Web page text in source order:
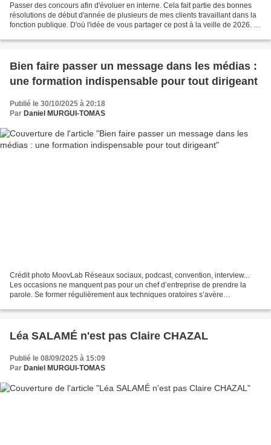
Passer des concours afin d'évoluer en interne. Cela fait partie des bonnes
résolutions de début d'année de plusieurs de mes clients travaillant dans la
fonction publique. D'où l'idée de vous partager ce post à la veille de 2026. Il
Bien faire passer un message dans les médias :
une formation indispensable pour tout dirigeant
Publié le 30/10/2025 à 20:18
Par Daniel MURGUI-TOMAS
Crédit photo MoovLab Réseaux sociaux, podcast, convention, interview...
Les occasions ne manquent pas pour un chef d’entreprise de prendre la
parole. Se former régulièrement aux techniques oratoires s’avère
Léa SALAMÉ n'est pas Claire CHAZAL
Publié le 08/09/2025 à 15:09
Par Daniel MURGUI-TOMAS